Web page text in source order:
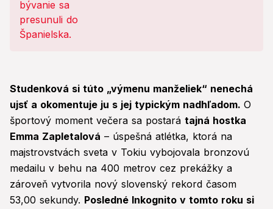
Studenková si túto „výmenu manželiek“ nenechá
ujsť a okomentuje ju s jej typickým nadhľadom. O
športový moment večera sa postará tajná hostka
Emma Zapletalová – úspešná atlétka, ktorá na
majstrovstvách sveta v Tokiu vybojovala bronzovú
medailu v behu na 400 metrov cez prekážky a
zároveň vytvorila nový slovenský rekord časom
53,00 sekundy. Posledné Inkognito v tomto roku si